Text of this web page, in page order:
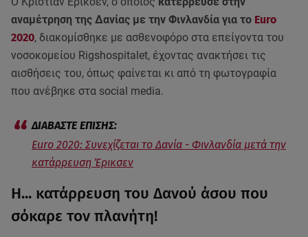
αναμέτρηση της Δανίας με την Φινλανδία για το Euro
2020, διακομίσθηκε με ασθενοφόρο στα επείγοντα του
νοσοκομείου Rigshospitalet, έχοντας ανακτήσει τις
αισθήσεις του, όπως φαίνεται κι από τη φωτογραφία
που ανέβηκε στα social media.
Euro 2020: Συνεχίζεται το Δανία - Φινλανδία μετά την
κατάρρευση Έρικσεν
Η... κατάρρευση του Δανού άσου που
σόκαρε τον πλανήτη!